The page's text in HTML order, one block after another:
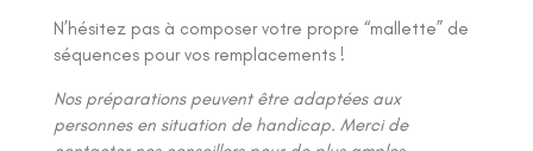
N’hésitez pas à composer votre propre “mallette” de
séquences pour vos remplacements !
Nos préparations peuvent être adaptées aux
personnes en situation de handicap. Merci de